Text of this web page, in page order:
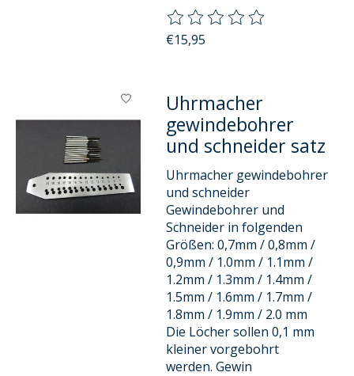
Die Bewertung dieses
€15,95
Uhrmacher
gewindebohrer
und schneider satz
Uhrmacher gewindebohrer
und schneider
Gewindebohrer und
Schneider in folgenden
Größen: 0,7mm / 0,8mm /
0,9mm / 1.0mm / 1.1mm /
1.2mm / 1.3mm / 1.4mm /
1.5mm / 1.6mm / 1.7mm /
1.8mm / 1.9mm / 2.0 mm
Die Löcher sollen 0,1 mm
kleiner vorgebohrt
werden. Gewin